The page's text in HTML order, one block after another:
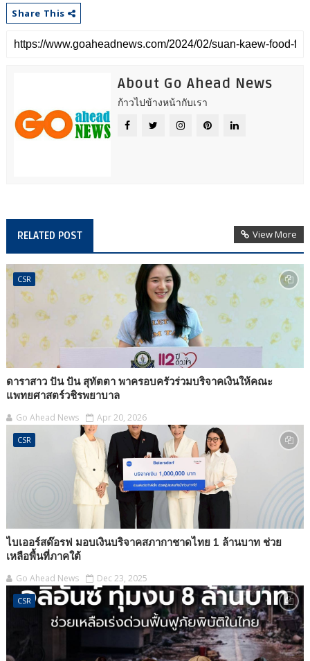
Share This
About Go Ahead News
ก้าวไปข้างหน้ากับเรา
RELATED POST View More
CSR
ดาราสาว ปัน ปัน สุทัตตา พาครอบครัวร่วมบริจาคเงินให้คณะ
แพทยศาสตร์วชิรพยาบาล
Go Ahead News Apr 20, 2026
CSR
ไบเออร์สด๊อรฟ มอบเงินบริจาคสภากาชาดไทย 1 ล้านบาท ช่วย
เหลือพื้นที่ภาคใต้
Go Ahead News Dec 23, 2025
CSR